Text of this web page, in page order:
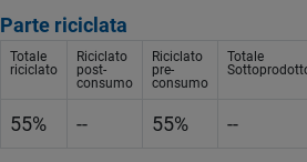
Parte riciclata
Totale
riciclato
Riciclato
post-
consumo
Riciclato
pre-
consumo
Totale
55% -- 55% --